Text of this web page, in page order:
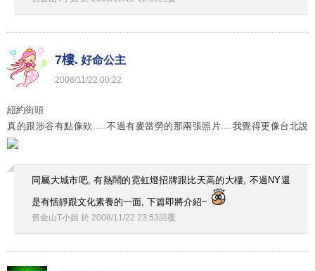
7樓. 好命公主
2008/11/22 00:22
紐約街頭
真的跟涉谷有點像欸.....不過有麥當勞的那兩張照片....我覺得更像台北說
同屬大城市吧, 有熱鬧的霓虹燈招牌跟比天高的大樓, 不過NY還
是有恬靜跟文化素養的一面, 下篇即將介紹~
舊金山T小姐 於 2008/11/22 23:53 回覆